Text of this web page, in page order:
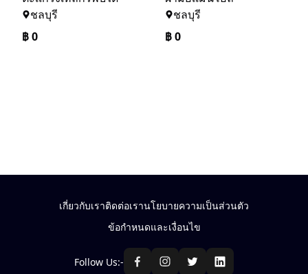
ชลบุรี
฿0
ชลบุรี
฿0
เกี่ยวกับเราติดต่อเรานโยบายความเป็นส่วนตัว
ข้อกำหนดและเงื่อนไข
Follow Us:-